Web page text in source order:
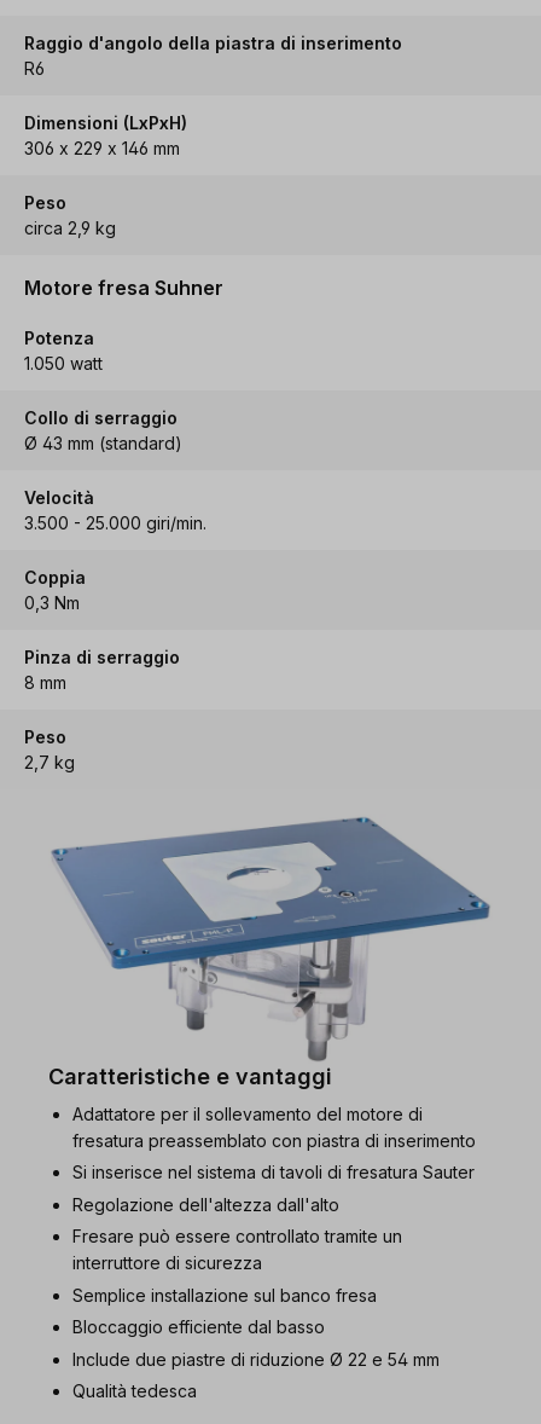
Raggio d'angolo della piastra di inserimento
R6
Dimensioni (LxPxH)
306 x 229 x 146 mm
Peso
circa 2,9 kg
Motore fresa Suhner
Potenza
1.050 watt
Collo di serraggio
Ø 43 mm (standard)
Velocità
3.500 - 25.000 giri/min.
Coppia
0,3 Nm
Pinza di serraggio
8 mm
Peso
2,7 kg
Caratteristiche e vantaggi
Adattatore per il sollevamento del motore di
fresatura preassemblato con piastra di inserimento
Si inserisce nel sistema di tavoli di fresatura Sauter
Regolazione dell'altezza dall'alto
Fresare può essere controllato tramite un
interruttore di sicurezza
Semplice installazione sul banco fresa
Bloccaggio efficiente dal basso
Include due piastre di riduzione Ø 22 e 54 mm
Qualità tedesca